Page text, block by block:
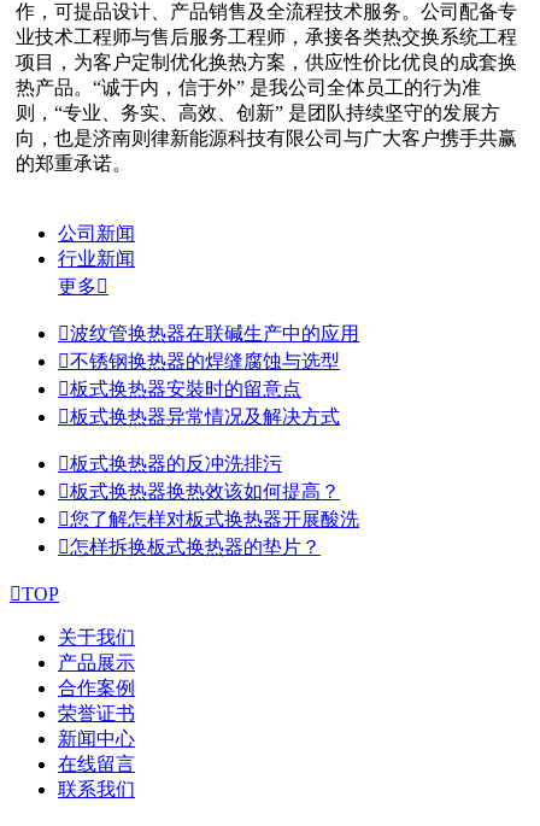
作，可提品设计、产品销售及全流程技术服务。公司配备专
业技术工程师与售后服务工程师，承接各类热交换系统工程
项目，为客户定制优化换热方案，供应性价比优良的成套换
热产品。“诚于内，信于外” 是我公司全体员工的行为准
则，“专业、务实、高效、创新” 是团队持续坚守的发展方
向，也是济南则律新能源科技有限公司与广大客户携手共赢
的郑重承诺。
公司新闻
行业新闻
更多
波纹管换热器在联碱生产中的应用
不锈钢换热器的焊缝腐蚀与选型
板式换热器安裝时的留意点
板式换热器异常情况及解决方式
板式换热器的反冲洗排污
板式换热器换热效该如何提高？
您了解怎样对板式换热器开展酸洗
怎样拆换板式换热器的垫片？
TOP
关于我们
产品展示
合作案例
荣誉证书
新闻中心
在线留言
联系我们